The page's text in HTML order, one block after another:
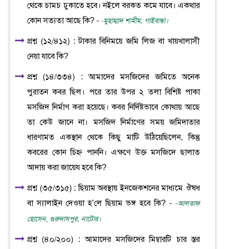
থেকে চামচ ঢুকাতে হবে। নইলে বরকত কমে যাবে। একথার
কোন সত্যতা আছে কি? - -মুহাম্মাদ শামীম, গাইবান্ধা।
প্রশ্ন (১২/৪১২) : টাকার বিনিময়ে জমি লিজ বা খায়খালাসী
নেয়া যাবে কি?
প্রশ্ন (১৪/৩৩৪) : আমাদের মসজিদের জমিতে অনেক
পুরাতন কবর ছিল। পরে তার উপর ২ তলা বিশিষ্ট পাকা
মসজিদ নির্মাণ করা হয়েছে। কবর নির্দিষ্টভাবে কোথায় আছে
তা কেউ জানে না। মসজিদ নির্মাণের সময় জমিদাতার
ধারণামত একস্থান থেকে কিছু মাটি উঠিয়েছিলেন, কিন্তু
কবরের কোন চিহ্ন পাননি। এক্ষণে উক্ত মসজিদে ছালাত
আদায় করা জায়েয হবে কি?
প্রশ্ন (৩৫/৩১৫) : ছিয়াম অবস্থায় ইনজেকশনের মাধ্যমে ঔষধ
বা স্যালাইন দেওয়া হ’লে ছিয়াম ভঙ্গ হবে কি? - -আলতাফ
হোসেন, গুরুদাসপুর, নাটোর।
প্রশ্ন (৪০/২০০) : আমাদের মসজিদের মিম্বারটি চার স্তর